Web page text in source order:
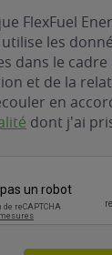
FlexFuel
les
dans le
et de la
en
dont j'ai